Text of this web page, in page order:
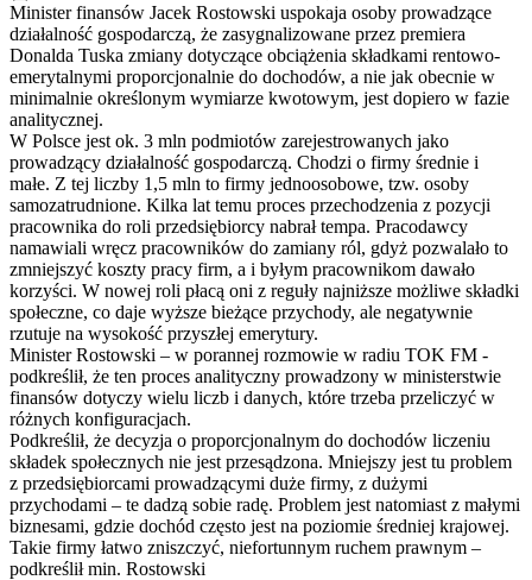
Minister finansów Jacek Rostowski uspokaja osoby prowadzące
działalność gospodarczą, że zasygnalizowane przez premiera
Donalda Tuska zmiany dotyczące obciążenia składkami rentowo-
emerytalnymi proporcjonalnie do dochodów, a nie jak obecnie w
minimalnie określonym wymiarze kwotowym, jest dopiero w fazie
analitycznej.
W Polsce jest ok. 3 mln podmiotów zarejestrowanych jako
prowadzący działalność gospodarczą. Chodzi o firmy średnie i
małe. Z tej liczby 1,5 mln to firmy jednoosobowe, tzw. osoby
samozatrudnione. Kilka lat temu proces przechodzenia z pozycji
pracownika do roli przedsiębiorcy nabrał tempa. Pracodawcy
namawiali wręcz pracowników do zamiany ról, gdyż pozwalało to
zmniejszyć koszty pracy firm, a i byłym pracownikom dawało
korzyści. W nowej roli płacą oni z reguły najniższe możliwe składki
społeczne, co daje wyższe bieżące przychody, ale negatywnie
rzutuje na wysokość przyszłej emerytury.
Minister Rostowski – w porannej rozmowie w radiu TOK FM -
podkreślił, że ten proces analityczny prowadzony w ministerstwie
finansów dotyczy wielu liczb i danych, które trzeba przeliczyć w
różnych konfiguracjach.
Podkreślił, że decyzja o proporcjonalnym do dochodów liczeniu
składek społecznych nie jest przesądzona. Mniejszy jest tu problem
z przedsiębiorcami prowadzącymi duże firmy, z dużymi
przychodami – te dadzą sobie radę. Problem jest natomiast z małymi
biznesami, gdzie dochód często jest na poziomie średniej krajowej.
Takie firmy łatwo zniszczyć, niefortunnym ruchem prawnym –
podkreślił min. Rostowski